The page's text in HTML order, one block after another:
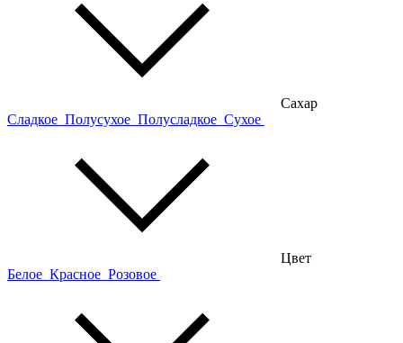
Сахар
Сладкое Полусухое Полусладкое Сухое
Цвет
Белое Красное Розовое